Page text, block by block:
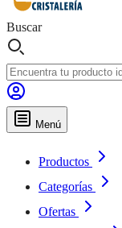
Buscar
Menú
Productos
Categorías
Ofertas